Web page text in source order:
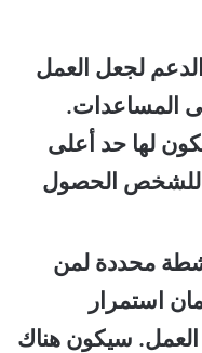
لجعل العمل
المساعدات.
لها حد أعلى
للشخص الحصول
محددة لمن
استمرار
العمل. سيكون هناك